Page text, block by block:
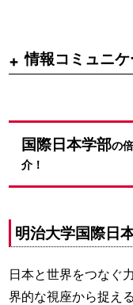
情報コミュニ
国際日本学部の
介！
明治大学国際日
日本と世界をつなぐ
界的な視座から捉え